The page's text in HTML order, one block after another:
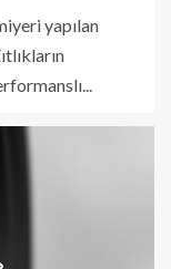
yapılan